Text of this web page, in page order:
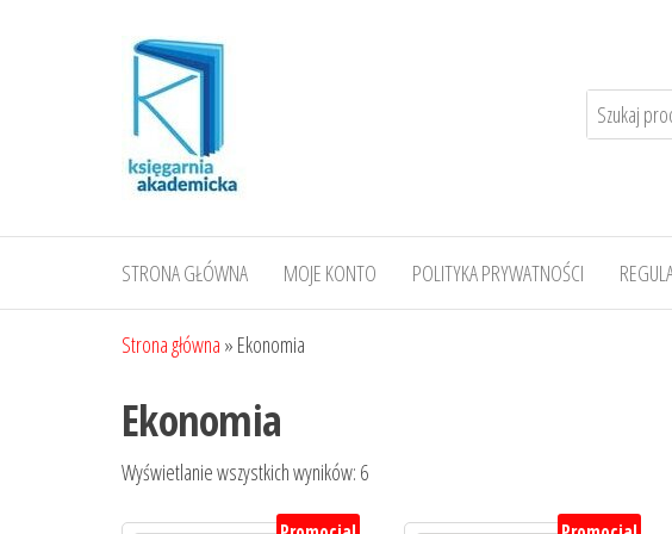
STRONA GŁÓWNA MOJE KONTO POLITYKA PRYWATNOŚCI
Strona główna » Ekonomia
Ekonomia
Wyświetlanie wszystkich wyników: 6Posortowane